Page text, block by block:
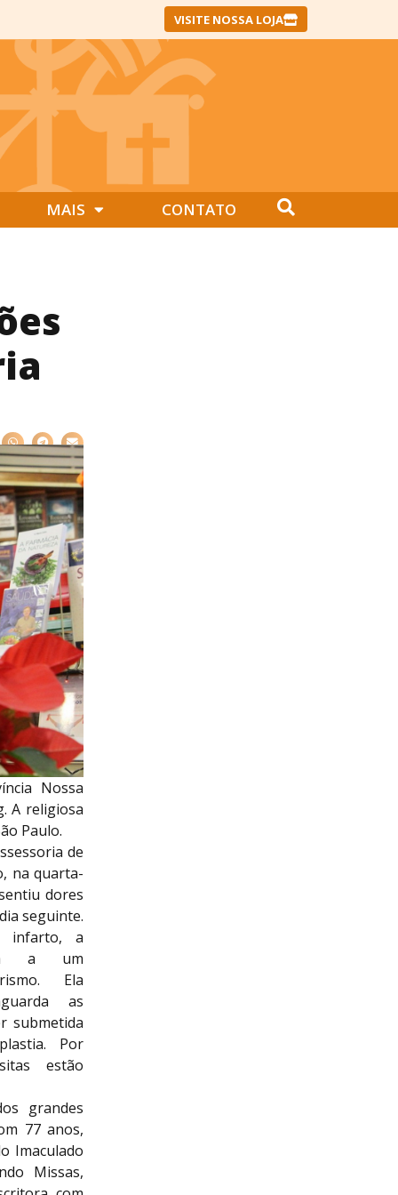
VISITE NOSSA LOJA
MAIS CONTATO
Nossa
A religiosa
Paulo.
de
na quarta-
dores
seguinte.
infarto, a
a um
Ela
as
submetida
Por
estão
grandes
77 anos,
Imaculado
Missas,